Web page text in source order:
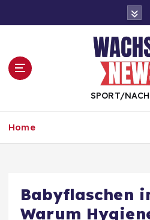
e
SPORT/
Home
Babyflaschen
Warum